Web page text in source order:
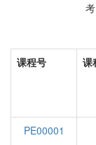
课程号 课
PE00001